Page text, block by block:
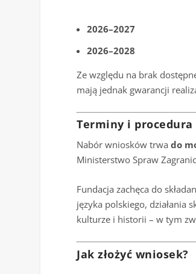
2026–2027
2026–2028
Ze względu na brak
mają jednak gwarancji
Terminy i procedura
Nabór wniosków trwado
Ministerstwo Spraw
Fundacja zachęca do
języka polskiego, działania
kulturze i historii – w tym
Jak złożyć wniosek?